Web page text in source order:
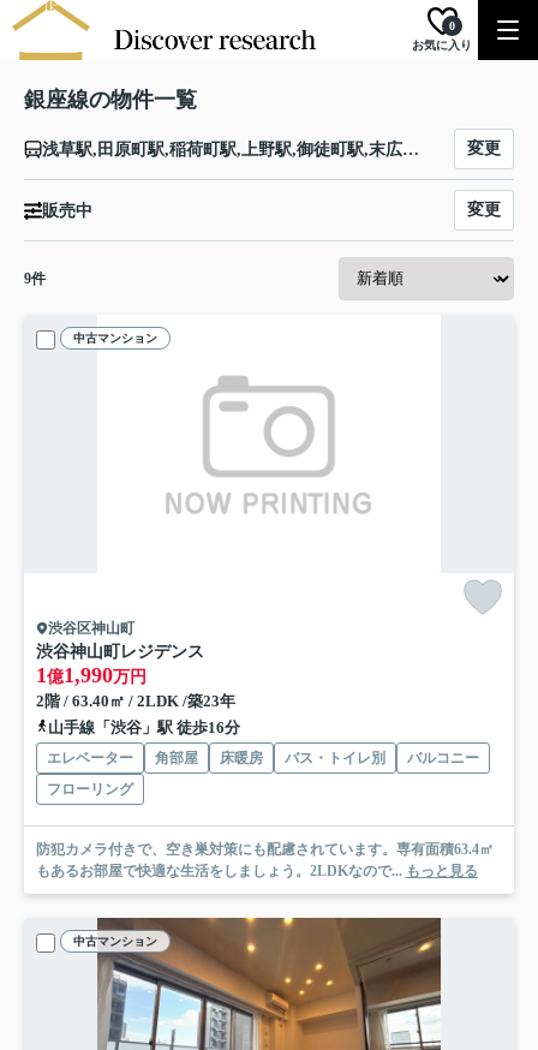
お気に入り
0
銀座線の物件一覧
浅草駅,田原町駅,稲荷町駅,上野駅,御徒町駅,末広町駅,神田駅,三越前駅,日本橋駅,京橋駅,銀座駅,新橋駅,虎ノ門駅,国会議事堂前駅,永田町駅,青山一丁目駅,外苑前駅,表参道駅,渋谷駅 変更
販売中 変更
9件
中古マンション
渋谷区神山町
渋谷神山町レジデンス
1億1,990万円
2階 / 63.40㎡ / 2LDK /築23年
山手線「渋谷」駅 徒歩16分
エレベーター 角部屋 床暖房 バス・トイレ別
バルコニー
フローリング
防犯カメラ付きで、空き巣対策にも配慮されています。専有面積63.4㎡
もあるお部屋で快適な生活をしましょう。2LDKなので... もっと見る
中古マンション